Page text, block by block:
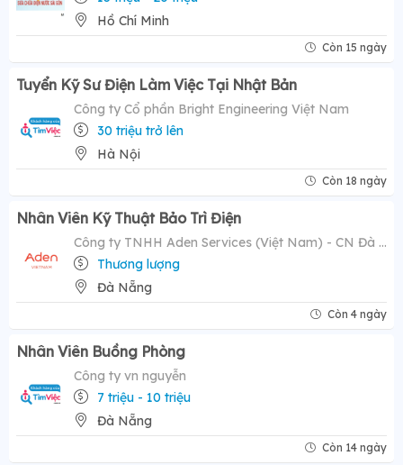
Hồ Chí Minh
Còn 15 ngày
Tuyển Kỹ Sư Điện Làm Việc Tại Nhật Bản
Công ty Cổ phần Bright Engineering Việt Nam
30 triệu trở lên
Hà Nội
Còn 18 ngày
Nhân Viên Kỹ Thuật Bảo Trì Điện
Công ty TNHH Aden Services (Việt Nam) - CN Đà Nẵng
Thương lượng
Đà Nẵng
Còn 4 ngày
Nhân Viên Buồng Phòng
Công ty vn nguyễn
7 triệu - 10 triệu
Đà Nẵng
Còn 14 ngày